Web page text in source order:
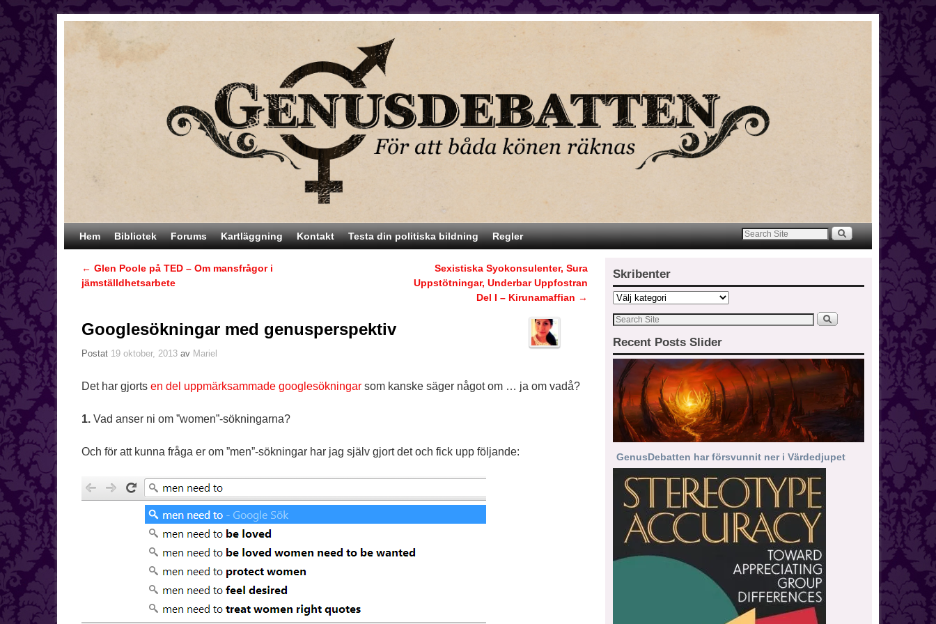
Hoppa till huvudinnehåll
Hoppa till sekundärt innehåll
Hem Bibliotek Forums Kartläggning Kontakt Testa din politiska bildning Regler
Inläggsnavigering
← Glen Poole på TED – Om mansfrågor i
jämställdhetsarbete
Sexistiska Syokonsulenter, Sura
Uppstötningar, Underbar Uppfostran
Del I – Kirunamaffian →
Googlesökningar med genusperspektiv
Postat 19 oktober, 2013 av Mariel
Det har gjorts en del uppmärksammade googlesökningar som kanske säger något om … ja om vadå?
1. Vad anser ni om ”women”-sökningarna?
Och för att kunna fråga er om ”men”-sökningar har jag själv gjort det och fick upp följande:
Skribenter
Recent Posts Slider
GenusDebatten har försvunnit ner i Värdedjupet